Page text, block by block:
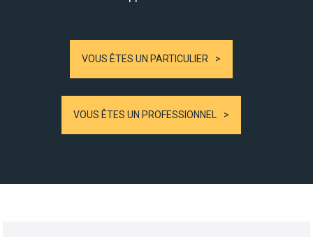
VOUS ÊTES UN PARTICULIER
VOUS ÊTES UN PROFESSIONNEL